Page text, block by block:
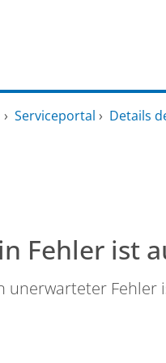
› Serviceportal › Details
Fehler ist
unerwarteter Fehler